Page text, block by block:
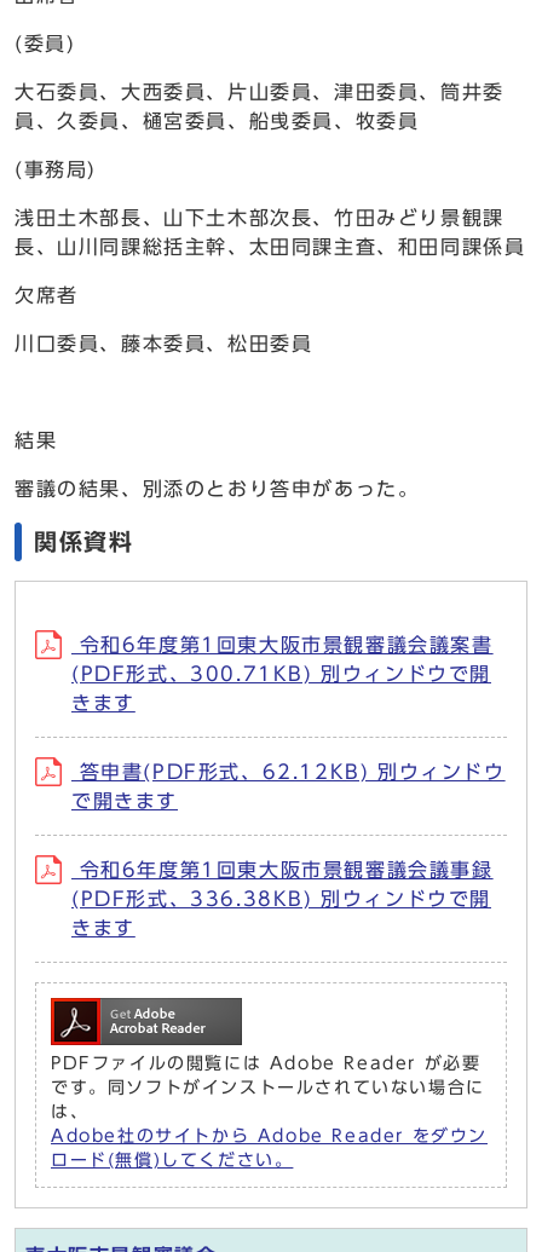
(委員)
大石委員、大西委員、片山委員、津田委員、筒井委
員、久委員、樋宮委員、船曵委員、牧委員
(事務局)
浅田土木部長、山下土木部次長、竹田みどり景観課
長、山川同課総括主幹、太田同課主査、和田同課係員
欠席者
川口委員、藤本委員、松田委員
結果
審議の結果、別添のとおり答申があった。
関係資料
令和6年度第1回東大阪市景観審議会議案書
(PDF形式、300.71KB) 別ウィンドウで開
きます
答申書(PDF形式、62.12KB) 別ウィンドウ
で開きます
令和6年度第1回東大阪市景観審議会議事録
(PDF形式、336.38KB) 別ウィンドウで開
きます
PDFファイルの閲覧には Adobe Reader が必要
です。同ソフトがインストールされていない場合に
は、
Adobe社のサイトから Adobe Reader をダウン
ロード(無償)してください。